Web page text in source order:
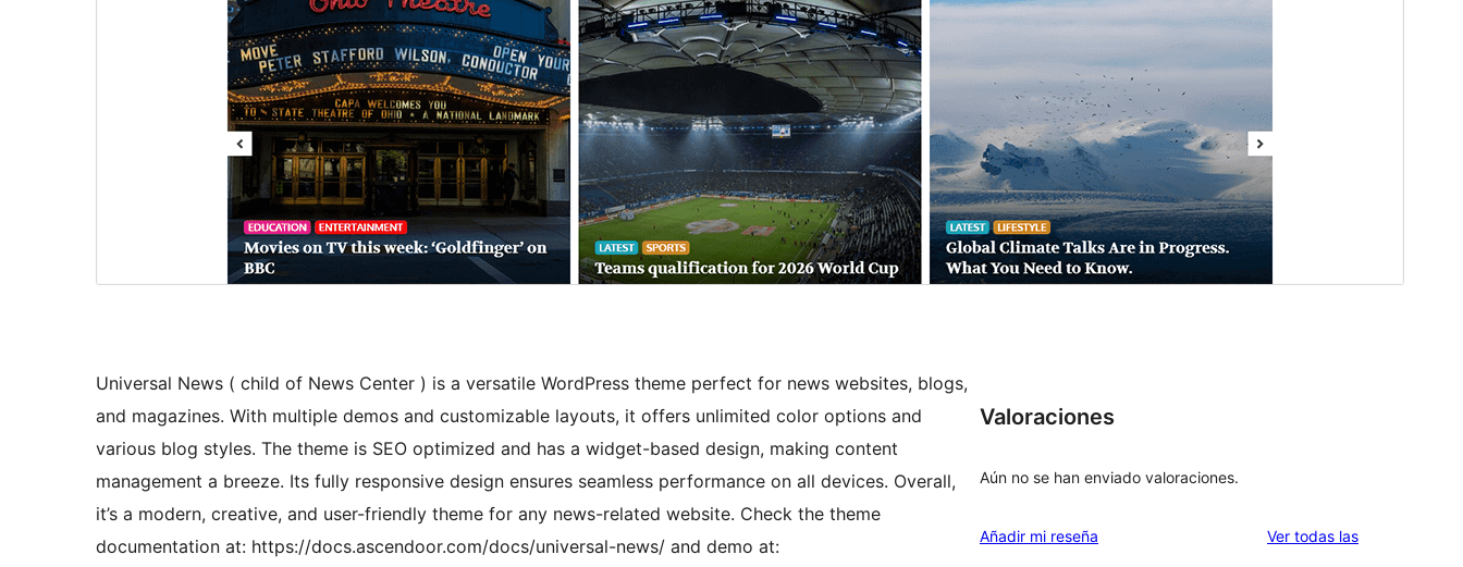
Universal News ( child of News Center ) is a versatile WordPress theme perfect for news websites, blogs,
and magazines. With multiple demos and customizable layouts, it offers unlimited color options and
various blog styles. The theme is SEO optimized and has a widget-based design, making content
management a breeze. Its fully responsive design ensures seamless performance on all devices. Overall,
it’s a modern, creative, and user-friendly theme for any news-related website. Check the theme
documentation at: https://docs.ascendoor.com/docs/universal-news/ and demo at:
Valoraciones
Aún no se han enviado valoraciones.
Añadir mi reseña Ver todas lasvaloraciones